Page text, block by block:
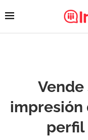
impresión
perfil